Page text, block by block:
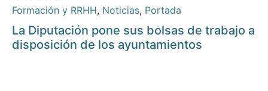
Formación y RRHH, Noticias, Portada
La Diputación pone sus bolsas de trabajo a
disposición de los ayuntamientos